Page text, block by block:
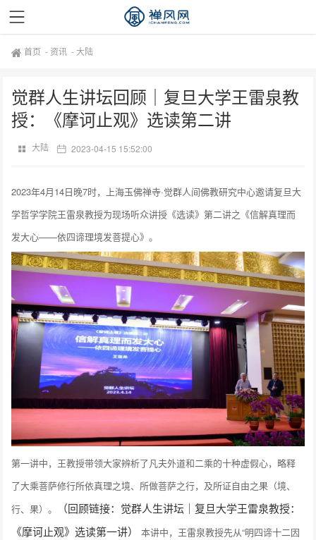
首页 - 资讯 -大陆
觉群人生讲坛回顾｜复旦大学王雷泉教
授：《摩诃止观》选读第二讲
大陆 2023-04-15 15:52:00
2023年4月14日晚7时，上海玉佛禅寺·觉群人间佛教研究中心邀请复旦大
学哲学学院王雷泉教授为现场听众讲授《选读》第二讲之《信解真理而
发大心——依四谛理境发菩提心》。
第一讲中，王教授带领大家辨析了凡夫外道和二乘的十种虚假心，略释
了大乘菩萨修行所依真理之境、所做菩萨之行，及所证自由之果（境、
行、果）。
（回顾链接：觉群人生讲坛｜复旦大学王雷泉教授：
《摩诃止观》选读第一讲）
本讲中，王雷泉教授先从“明四谛十二因